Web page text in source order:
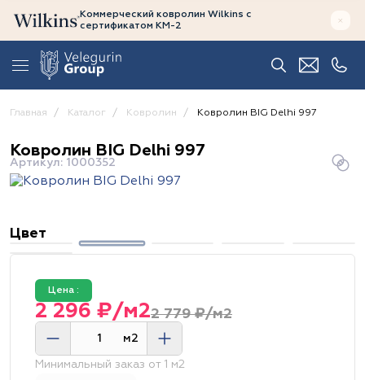
Коммерческий ковролин Wilkins с
сертификатом КМ-2
Главная Каталог Ковролин Ковролин BIG Delhi 997
Ковролин BIG Delhi 997
Артикул: 1000352
Цвет
Цена :
2 779 ₽/м2
2 296 ₽/м2
м2
Минимальный заказ от 1 м2